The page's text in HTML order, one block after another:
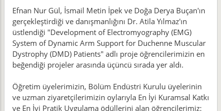
Efnan Nur Gül, İsmail Metin İpek ve Doğa Derya Buçan'ın
gerçekleştirdiği ve danışmanlığını Dr. Atila Yılmaz'ın
üstlendiği "Development of Electromyography (EMG)
System of Dynamic Arm Support for Duchenne Muscular
Dystrophy (DMD) Patients" adlı proje öğrencilerimizin en
beğendiği projeler arasında üçüncü sırada yer aldı.
Öğretim üyelerimizin, Bölüm Endüstri Kurulu üyelerinin
ve uzman ziyaretçilerimizin oylarıyla En İyi Kuramsal Katkı
ve En İyi Pratik Uygulama ödüllerini alan öğrencilerimiz: